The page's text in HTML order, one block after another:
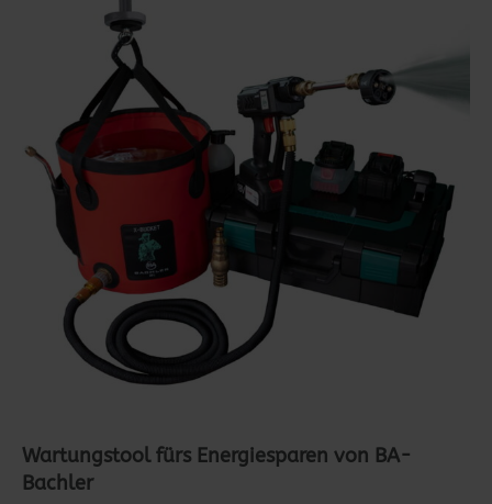
Wartungstool fürs Energiesparen von BA-
Bachler